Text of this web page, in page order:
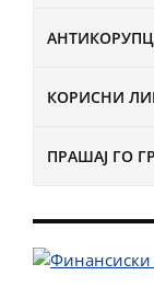
КОРИСНИ
ПРАШАЈ ГО